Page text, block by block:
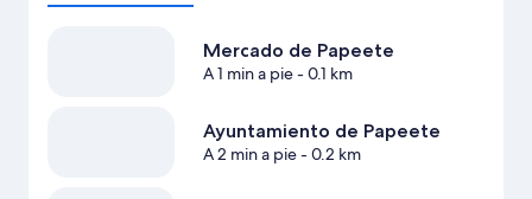
Mercado de Papeete
A 1 min a pie- 0.1 km
Ayuntamiento de Papeete
A 2 min a pie- 0.2 km